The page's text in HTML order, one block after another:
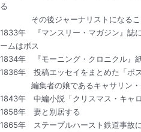
る
その後ジャーナリストになること
1833年 『マンスリー・マガジン』誌
ームはボス
1834年 『モーニング・クロニクル』
1836年 投稿エッセイをまとめた「ボ
編集者の娘であるキャサリン・
1843年 中編小説「クリスマス・キャ
1858年 妻と別居する
1865年 ステープルハースト鉄道事故